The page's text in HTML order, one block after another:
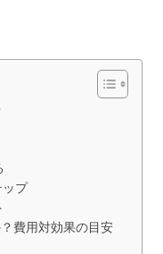
プ
費用対効果の目安